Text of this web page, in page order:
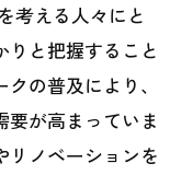
考える人々にと
りと把握すること
の普及により、
が高まっていま
リノベーションを